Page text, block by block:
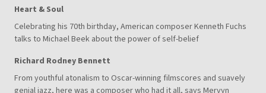
Heart & Soul
Celebrating his 70th birthday, American composer Kenneth Fuchs
talks to Michael Beek about the power of self-belief
Richard Rodney Bennett
From youthful atonalism to Oscar-winning filmscores and suavely
genial jazz, here was a composer who had it all, says Mervyn